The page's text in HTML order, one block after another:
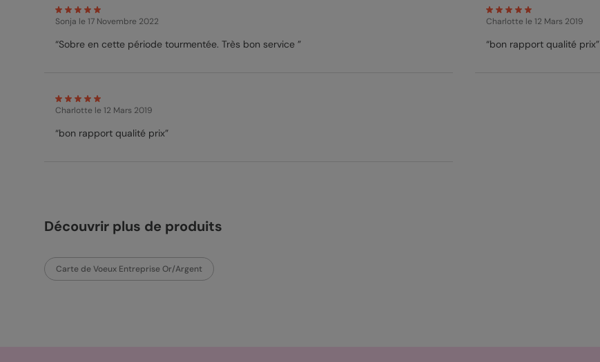
Sonja le 17 Novembre 2022
“Sobre en cette période tourmentée. Très bon service ”
Charlotte le 12 Mars 2019
“bon rapport qualité prix”
Charlotte le 12 Mars 2019
“bon rapport qualité prix”
Découvrir plus de produits
Carte de Voeux Entreprise Or/Argent